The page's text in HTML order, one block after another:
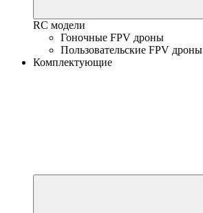
RC модели
Гоночные FPV дроны
Пользовательские FPV дроны
Комплектующие